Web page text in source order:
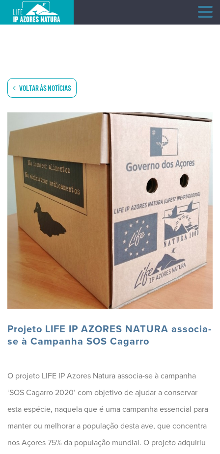
Skip
to
VOLTAR ÀS NOTÍCIAS
Projeto LIFE IP AZORES NATURA associa-
se à Campanha SOS Cagarro
O projeto LIFE IP Azores Natura associa-se à campanha
‘SOS Cagarro 2020’ com objetivo de ajudar a conservar
esta espécie, naquela que é uma campanha essencial para
manter ou melhorar a população desta ave, que concentra
nos Açores 75% da população mundial. O projeto adquiriu